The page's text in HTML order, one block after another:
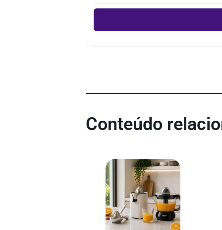
Conteúdo